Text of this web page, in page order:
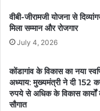
वीबी-जीरामजी योजना से
मिला सम्मान और रोजगार
July 4, 2026
कोंडागांव के विकास का नया
अध्याय: मुख्यमंत्री ने दी 152
रुपये से अधिक के विकास कार्यों
सौगात